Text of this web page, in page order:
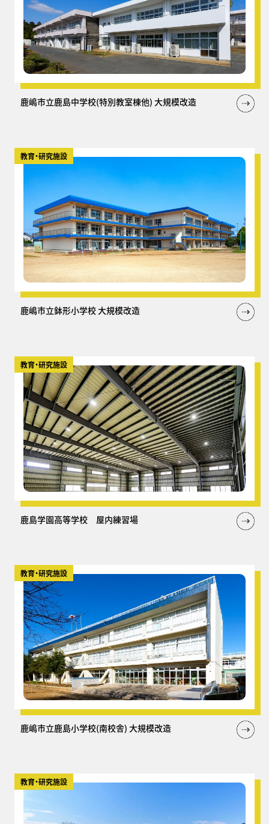
鹿嶋市立鹿島中学校(特別教室棟他) 大規模改造
教育・研究施設
鹿嶋市立鉢形小学校 大規模改造
教育・研究施設
鹿島学園高等学校 屋内練習場
教育・研究施設
鹿嶋市立鹿島小学校(南校舎) 大規模改造
教育・研究施設